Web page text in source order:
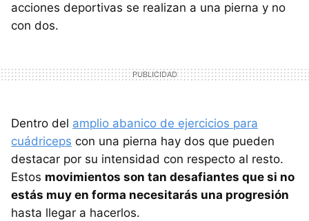
acciones deportivas se realizan a una pierna y no
con dos.
Dentro del amplio abanico de ejercicios para
cuádriceps con una pierna hay dos que pueden
destacar por su intensidad con respecto al resto.
Estos movimientos son tan desafiantes que si no
estás muy en forma necesitarás una progresión
hasta llegar a hacerlos.